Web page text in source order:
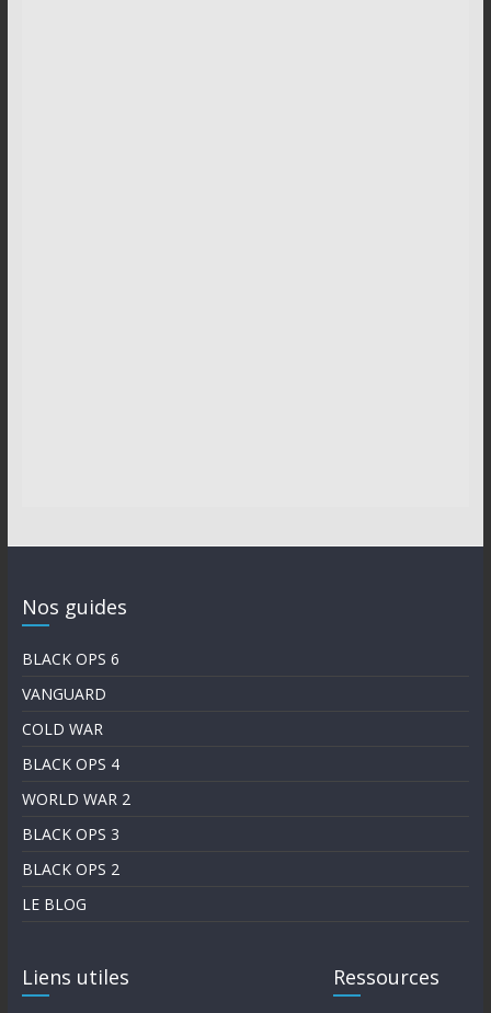
Nos guides
BLACK OPS 6
VANGUARD
COLD WAR
BLACK OPS 4
WORLD WAR 2
BLACK OPS 3
BLACK OPS 2
LE BLOG
Liens utiles Ressources